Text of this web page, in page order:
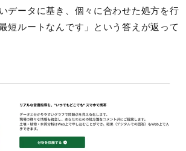
データに基き、個々に合わせた処方を行
短ルートなんです」という答えが返って